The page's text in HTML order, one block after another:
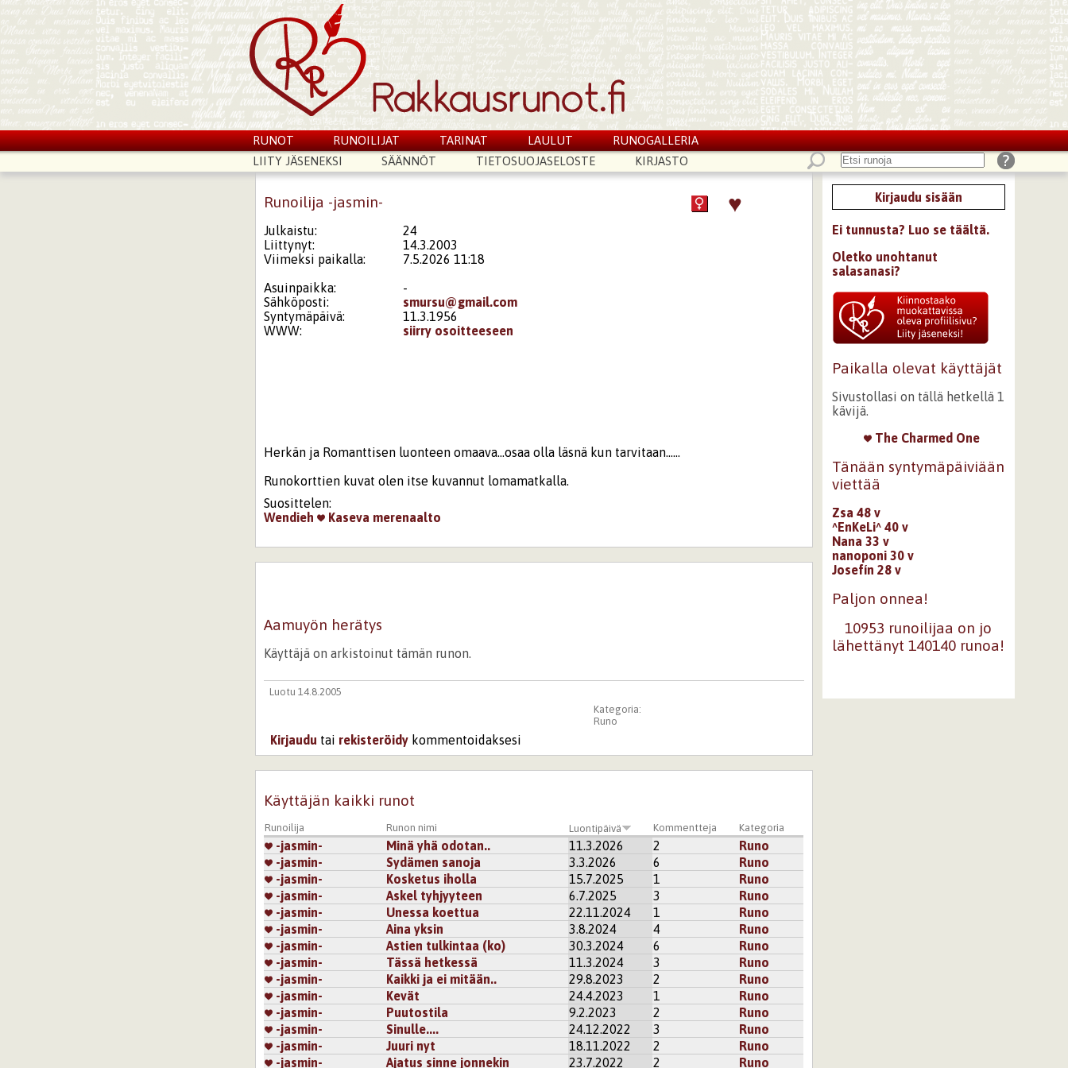
RUNOT RUNOILIJAT TARINAT LAULUT
RUNOGALLERIA
LIITY JÄSENEKSI
SÄÄNNÖT TIETOSUOJASELOSTE KIRJASTO
Runoilija -jasmin- ♥
Julkaistu:
24
Liittynyt:
14.3.2003
Viimeksi paikalla:
7.5.2026 11:18
Asuinpaikka:
-
Sähköposti:
smursu@gmail.com
Syntymäpäivä:
11.3.1956
WWW:
siirry osoitteeseen
Herkän ja Romanttisen luonteen omaava...osaa olla läsnä kun tarvitaan......
Runokorttien kuvat olen itse kuvannut lomamatkalla.
Suosittelen:
Wendieh
Kaseva merenaalto
Aamuyön herätys
Käyttäjä on arkistoinut tämän runon.
Luotu 14.8.2005
Kategoria:
Runo
Kirjaudu tai rekisteröidy kommentoidaksesi
Käyttäjän kaikki runot
Runoilija Runon nimi Luontipäivä Kommentteja Kategoria
-jasmin- Minä yhä odotan.. 11.3.2026 2
Runo
-jasmin-
Sydämen sanoja 3.3.2026 6
Runo
-jasmin-
Kosketus iholla 15.7.2025 1
Runo
-jasmin-
Askel tyhjyyteen 6.7.2025 3
Runo
-jasmin-
Unessa koettua 22.11.2024 1
Runo
-jasmin-
Aina yksin 3.8.2024 4
Runo
-jasmin-
Astien tulkintaa (ko) 30.3.2024 6
Runo
-jasmin-
Tässä hetkessä 11.3.2024 3
Runo
-jasmin-
Kaikki ja ei mitään.. 29.8.2023 2
Runo
-jasmin-
Kevät 24.4.2023 1
Runo
-jasmin-
Puutostila 9.2.2023 2
Runo
-jasmin-
Sinulle.... 24.12.2022 3
Runo
-jasmin-
Juuri nyt 18.11.2022 2
Runo
-jasmin-
Ajatus sinne jonnekin 23.7.2022 2 Runo
Kirjaudu sisään
Ei tunnusta? Luo se täältä.
Oletko unohtanut
salasanasi?
Paikalla olevat käyttäjät
Sivustollasi on tällä hetkellä 1
kävijä.
The Charmed One
Tänään syntymäpäiviään
viettää
Zsa 48 v
^EnKeLi^ 40 v
Nana 33 v
nanoponi 30 v
Josefín 28 v
Paljon onnea!
10953 runoilijaa on jo
lähettänyt 140140 runoa!